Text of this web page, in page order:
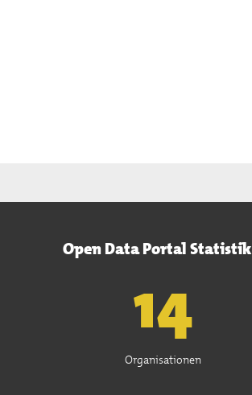
Open Data Portal Statistik
15
Organisationen